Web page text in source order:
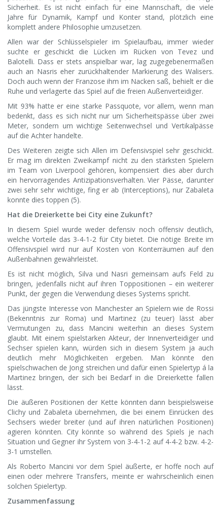
Sicherheit. Es ist nicht einfach für eine Mannschaft, die viele
Jahre für Dynamik, Kampf und Konter stand, plötzlich eine
komplett andere Philosophie umzusetzen.
Allen war der Schlüsselspieler im Spielaufbau, immer wieder
suchte er geschickt die Lücken im Rücken von Tevez und
Balotelli. Dass er stets anspielbar war, lag zugegebenermaßen
auch an Nasris eher zurückhaltender Markierung des Walisers.
Doch auch wenn der Franzose ihm im Nacken saß, behielt er die
Ruhe und verlagerte das Spiel auf die freien Außenverteidiger.
Mit 93% hatte er eine starke Passquote, vor allem, wenn man
bedenkt, dass es sich nicht nur um Sicherheitspässe über zwei
Meter, sondern um wichtige Seitenwechsel und Vertikalpässe
auf die Achter handelte.
Des Weiteren zeigte sich Allen im Defensivspiel sehr geschickt.
Er mag im direkten Zweikampf nicht zu den stärksten Spielern
im Team von Liverpool gehören, kompensiert dies aber durch
ein hervorragendes Antizipationsverhalten. Vier Pässe, darunter
zwei sehr sehr wichtige, fing er ab (Interceptions), nur Zabaleta
konnte dies toppen (5).
Hat die Dreierkette bei City eine Zukunft?
In diesem Spiel wurde weder defensiv noch offensiv deutlich,
welche Vorteile das 3-4-1-2 für City bietet. Die nötige Breite im
Offensivspiel wird nur auf Kosten von Konterräumen auf den
Außenbahnen gewährleistet.
Es ist nicht möglich, Silva und Nasri gemeinsam aufs Feld zu
bringen, jedenfalls nicht auf ihren Toppositionen – ein weiterer
Punkt, der gegen die Verwendung dieses Systems spricht.
Das jüngste Interesse von Manchester an Spielern wie de Rossi
(Bekenntnis zur Roma) und Martinez (zu teuer) lässt aber
Vermutungen zu, dass Mancini weiterhin an dieses System
glaubt. Mit einem spielstarken Akteur, der Innenverteidiger und
Sechser spielen kann, würden sich in diesem System ja auch
deutlich mehr Möglichkeiten ergeben. Man könnte den
spielschwachen de Jong streichen und dafür einen Spielertyp á la
Martinez bringen, der sich bei Bedarf in die Dreierkette fallen
lässt.
Die äußeren Positionen der Kette könnten dann beispielsweise
Clichy und Zabaleta übernehmen, die bei einem Einrücken des
Sechsers wieder breiter (und auf ihren natürlichen Positionen)
agieren könnten. City könnte so während des Spiels je nach
Situation und Gegner ihr System von 3-4-1-2 auf 4-4-2 bzw. 4-2-
3-1 umstellen.
Als Roberto Mancini vor dem Spiel äußerte, er hoffe noch auf
einen oder mehrere Transfers, meinte er wahrscheinlich einen
solchen Spielertyp.
Zusammenfassung